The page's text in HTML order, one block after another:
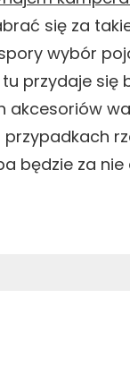
się za
wybór
przydaje się
akcesoriów
będzie za